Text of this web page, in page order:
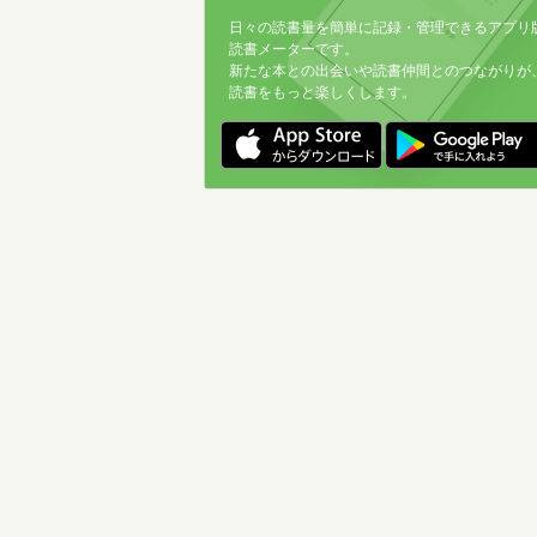
日々の読書量を簡単に記録・管理できるアプリ
読書メーターです。
新たな本との出会いや読書仲間とのつながりが
読書をもっと楽しくします。